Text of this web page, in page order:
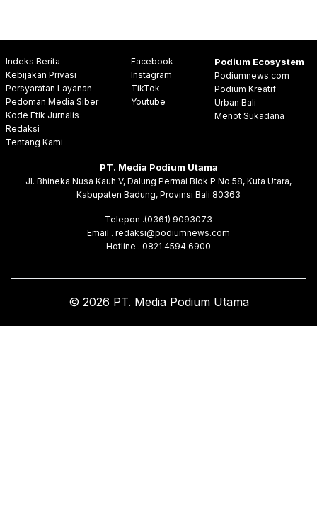
Indeks Berita
Kebijakan Privasi
Persyaratan Layanan
Pedoman Media Siber
Kode Etik Jurnalis
Redaksi
Tentang Kami
Facebook
Instagram
TikTok
Youtube
Podium Ecosystem
Podiumnews.com
Podium Kreatif
Urban Bali
Menot Sukadana
PT. Media Podium Utama
Jl. Bhineka Nusa Kauh V, Dalung Permai Blok P No 58, Kuta Utara,
Kabupaten Badung, Provinsi Bali 80363
Telepon .(0361) 9093073
Email . redaksi@podiumnews.com
Hotline . 0821 4594 6900
© 2026 PT. Media Podium Utama